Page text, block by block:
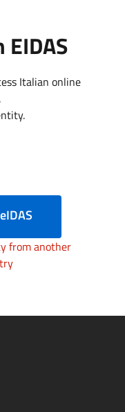
Italian online
from another